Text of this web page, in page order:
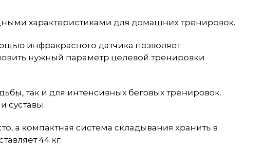
характеристиками для домашних тренировок.
инфракрасного датчика позволяет
нужный параметр целевой тренировки
так и для интенсивных беговых тренировок.
суставы.
а компактная система складывания хранить в
44 кг.